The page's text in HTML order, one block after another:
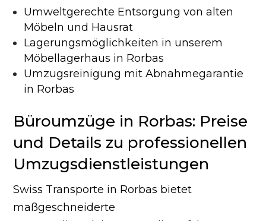
Umweltgerechte Entsorgung von alten
Möbeln und Hausrat
Lagerungsmöglichkeiten in unserem
Möbellagerhaus in Rorbas
Umzugsreinigung mit Abnahmegarantie
in Rorbas
Büroumzüge in Rorbas: Preise
und Details zu professionellen
Umzugsdienstleistungen
Swiss Transporte in Rorbas bietet
maßgeschneiderte